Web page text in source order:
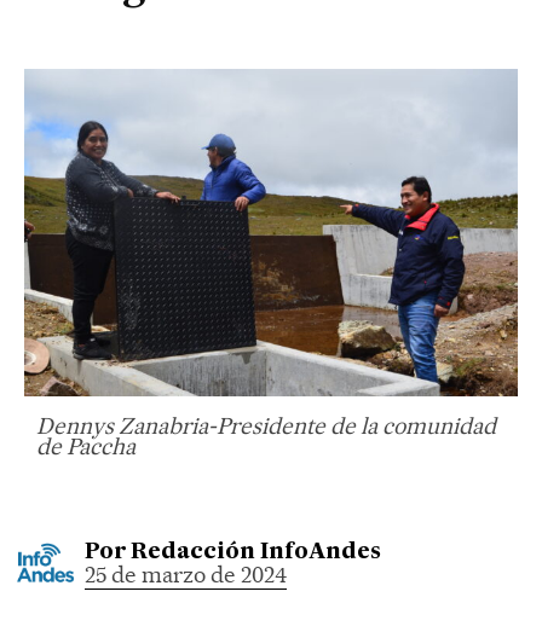
Dennys Zanabria-Presidente de la comunidad
de Paccha
Por Redacción InfoAndes
25 de marzo de 2024